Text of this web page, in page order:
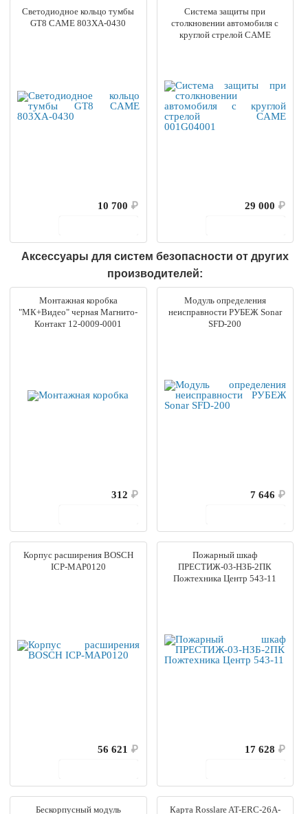
Светодиодное кольцо тумбы
GT8 CAME 803XA-0430
10 700 ₽
Система защиты при
столкновении автомобиля с
круглой стрелой CAME
29 000 ₽
Аксессуары для систем безопасности от других
производителей:
Монтажная коробка
"МК+Видео" черная Магнито-
Контакт 12-0009-0001
312 ₽
Модуль определения
неисправности РУБЕЖ Sonar
SFD-200
7 646 ₽
Корпус расширения BOSCH
ICP-MAP0120
56 621 ₽
Пожарный шкаф
ПРЕСТИЖ-03-НЗБ-2ПК
Пожтехника Центр 543-11
17 628 ₽
Бескорпусный модуль Карта Rosslare AT-ERC-26A-